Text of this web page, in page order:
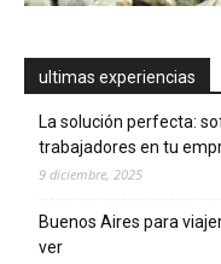
ultimas experiencias
La solución perfecta:
trabajadores en tu
9 diciembre, 2025
Buenos Aires para
ver